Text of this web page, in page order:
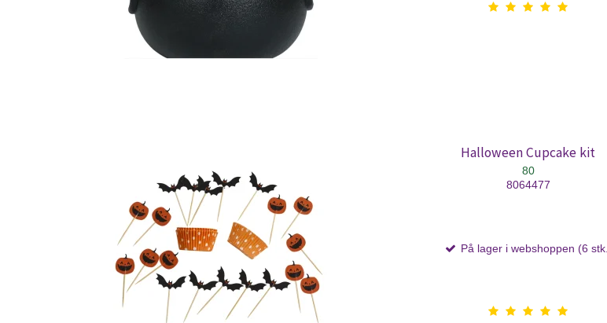
Halloween Cupcake kit
80
8064477
På lager i webshoppen (6